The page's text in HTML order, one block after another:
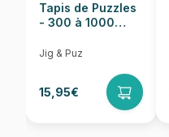
Tapis de Puzzles
- 300 à 1000
Jig & Puz
15,95€